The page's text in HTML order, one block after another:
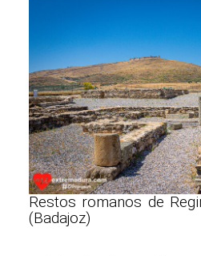
Restos romanos de
(Badajoz)